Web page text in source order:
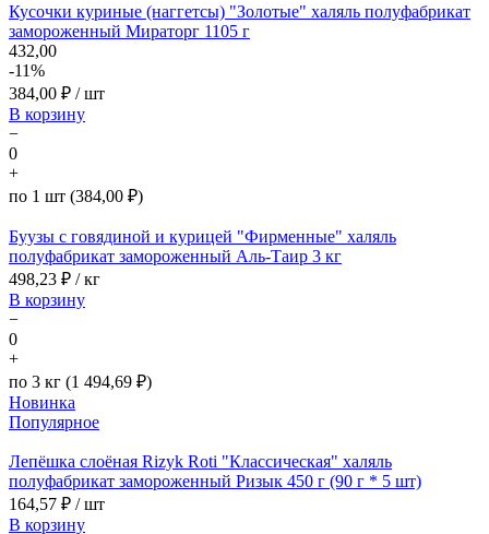
Кусочки куриные (наггетсы) "Золотые" халяль полуфабрикат
замороженный Мираторг 1105 г
432,00
-11%
384,00 ₽ / шт
В корзину
−
0
+
по 1 шт (384,00 ₽)
Буузы с говядиной и курицей "Фирменные" халяль
полуфабрикат замороженный Аль-Таир 3 кг
498,23 ₽ / кг
В корзину
−
0
+
по 3 кг (1 494,69 ₽)
Новинка
Популярное
Лепёшка слоёная Rizyk Roti "Классическая" халяль
полуфабрикат замороженный Ризык 450 г (90 г * 5 шт)
164,57 ₽ / шт
В корзину